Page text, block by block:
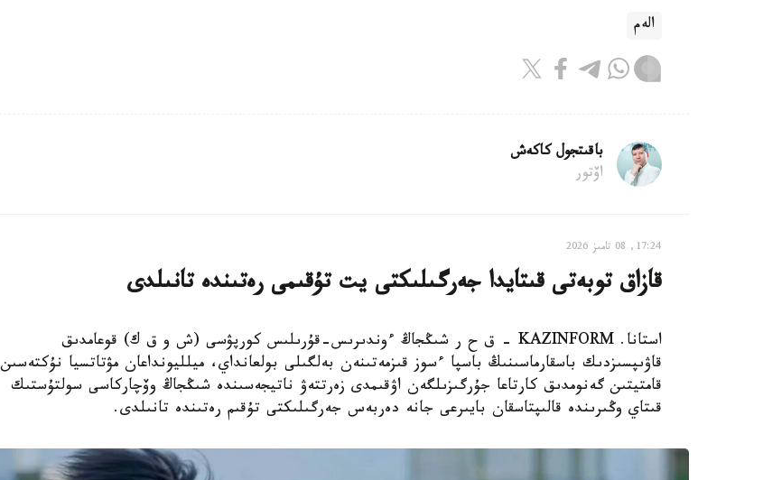
الەم
باقىتجول كاكەش
اۆتور
17:24, 08 تامىز 2026
قازاق توبەتى قىتايدا جەرگىلىكتى يت تۇقىمى رەتىندە تانىلدى
استانا. KAZINFORM – ق ح ر شىڭجاڭ ءوندىرىس-قۇرىلىس كورپۋسى (ش و ق ك) قوعامدىق
قاۋىپسىزدىك باسقارماسىنىڭ باسپا ءسوز قىزمەتىنەن بەلگىلى بولعانداي، ميلليونداعان مۋتاتسيا نۇكتەسىن
قامتيتىن گەنومدىق كارتاعا جۇرگىزىلگەن اۋقىمدى زەرتتەۋ ناتيجەسىندە شىڭجاڭ وۆچاركاسى سولتۇستىك
قىتاي وڭىرىندە قالىپتاسقان بايىرعى جانە دەربەس جەرگىلىكتى تۇقىم رەتىندە تانىلدى.